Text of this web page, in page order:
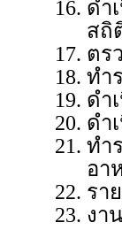
ดำ
สถิ
ตร
ทำ
ดำ
ดำ
ทำ
อ
รา
งา